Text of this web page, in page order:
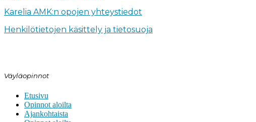
Karelia AMK:n opojen yhteystiedot
Henkilötietojen käsittely ja tietosuoja
Väyläopinnot
Etusivu
Opinnot aloilta
Ajankohtaista